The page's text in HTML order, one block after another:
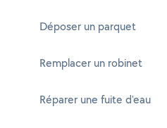
Déposer un parquet
Remplacer un robinet
Réparer une fuite d'eau